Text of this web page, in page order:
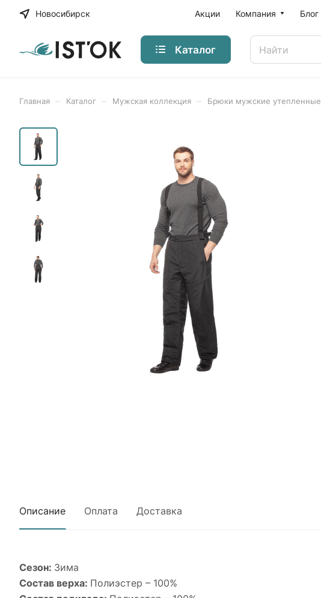
Новосибирск Акции Компания Блог
Каталог
Главная Каталог Мужская коллекция Брюки мужские утепленные
Описание Оплата Доставка
Сезон: Зима
Состав верха: Полиэстер – 100%